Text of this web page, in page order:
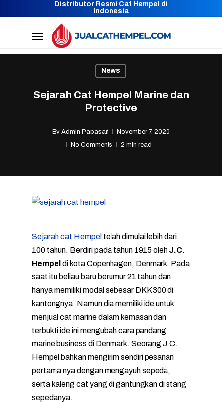
to
Distributor Resmi Cat Hempel di
Indonesia
Menu
News
Sejarah Cat Hempel Marine dan
Protective
By Admin Papasari
November 7, 2020
No Comments
2 min read
Sejarah cat Hempel telah dimulai lebih dari
100 tahun. Berdiri pada tahun 1915 oleh J.C.
Hempel di kota Copenhagen, Denmark. Pada
saat itu beliau baru berumur 21 tahun dan
hanya memiliki modal sebesar DKK 300 di
kantongnya. Namun dia memiliki ide untuk
menjual cat marine dalam kemasan dan
terbukti ide ini mengubah cara pandang
marine business di Denmark. Seorang J.C.
Hempel bahkan mengirim sendiri pesanan
pertama nya dengan mengayuh sepeda,
serta kaleng cat yang di gantungkan di stang
sepedanya.